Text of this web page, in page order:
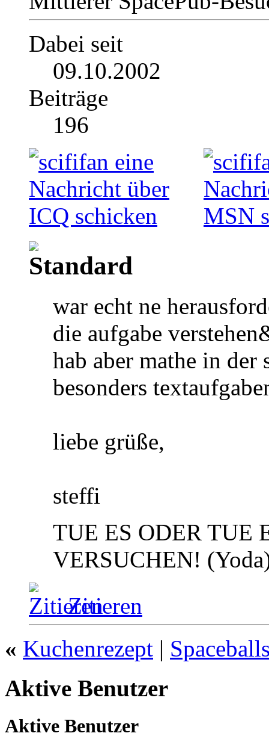
Dabei seit
09.10.2002
Beiträge
196
war echt ne
die aufgabe
hab aber mathe in der
besonders
liebe grüße,
steffi
TUE ES ODER TUE
VERSUCHEN!
Zitieren
« Kuchenrezept |
Aktive Benutzer
Aktive Benutzer